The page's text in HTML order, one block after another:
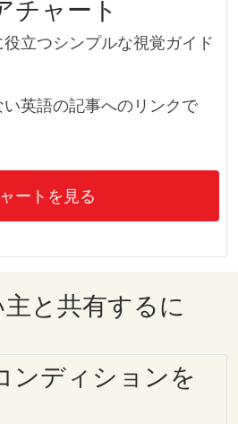
チャート
立つシンプルな視覚ガイド
英語の記事へのリンクで
ートを見る
と共有するに
ンディションを